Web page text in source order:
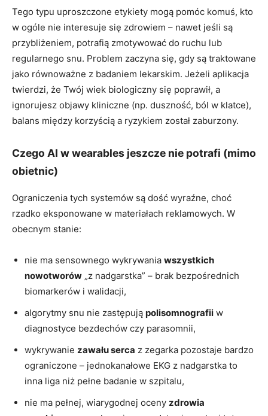
Tego typu uproszczone etykiety mogą pomóc komuś, kto
w ogóle nie interesuje się zdrowiem – nawet jeśli są
przybliżeniem, potrafią zmotywować do ruchu lub
regularnego snu. Problem zaczyna się, gdy są traktowane
jako równoważne z badaniem lekarskim. Jeżeli aplikacja
twierdzi, że Twój wiek biologiczny się poprawił, a
ignorujesz objawy kliniczne (np. duszność, ból w klatce),
balans między korzyścią a ryzykiem został zaburzony.
Czego AI w wearables jeszcze nie potrafi (mimo
obietnic)
Ograniczenia tych systemów są dość wyraźne, choć
rzadko eksponowane w materiałach reklamowych. W
obecnym stanie:
nie ma sensownego wykrywania wszystkich
nowotworów „z nadgarstka” – brak bezpośrednich
biomarkerów i walidacji,
algorytmy snu nie zastępują polisomnografii w
diagnostyce bezdechów czy parasomnii,
wykrywanie zawału serca z zegarka pozostaje bardzo
ograniczone – jednokanałowe EKG z nadgarstka to
inna liga niż pełne badanie w szpitalu,
nie ma pełnej, wiarygodnej oceny zdrowia